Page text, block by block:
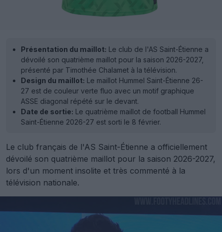
Présentation du maillot: Le club de l'AS Saint-Étienne a
dévoilé son quatrième maillot pour la saison 2026-2027,
présenté par Timothée Chalamet à la télévision.
Design du maillot: Le maillot Hummel Saint-Étienne 26-
27 est de couleur verte fluo avec un motif graphique
ASSE diagonal répété sur le devant.
Date de sortie: Le quatrième maillot de football Hummel
Saint-Étienne 2026-27 est sorti le 8 février.
Le club français de l'AS Saint-Étienne a officiellement
dévoilé son quatrième maillot pour la saison 2026-2027,
lors d'un moment insolite et très commenté à la
télévision nationale.